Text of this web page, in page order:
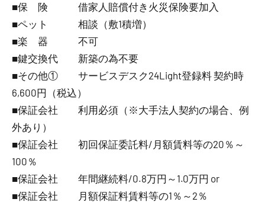
■保 険 借家人賠償付き火災保険要加入
■ペット 相談（敷1積増）
■楽 器 不可
■鍵交換代 新築の為不要
■その他① サービスデスク24Light登録料 契約時
6,600円（税込）
■保証会社 利用必須（※大手法人契約の場合、例
外あり）
■保証会社 初回保証委託料/月額賃料等の20％～
100％
■保証会社 年間継続料/0.8万円～1.0万円 or
■保証会社 月額保証料賃料等の1％～2％